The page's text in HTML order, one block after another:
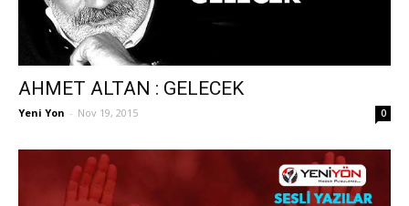
AHMET ALTAN : GELECEK
Yeni Yon - Nov 19, 2015 0